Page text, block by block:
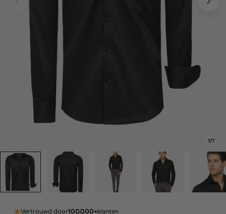
1/7
Vertrouwd door100.000+klanten